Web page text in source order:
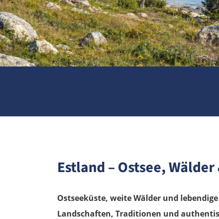
Estland – Ostsee,
Ostseeküste, weite Wälder und
Landschaften, Traditionen und